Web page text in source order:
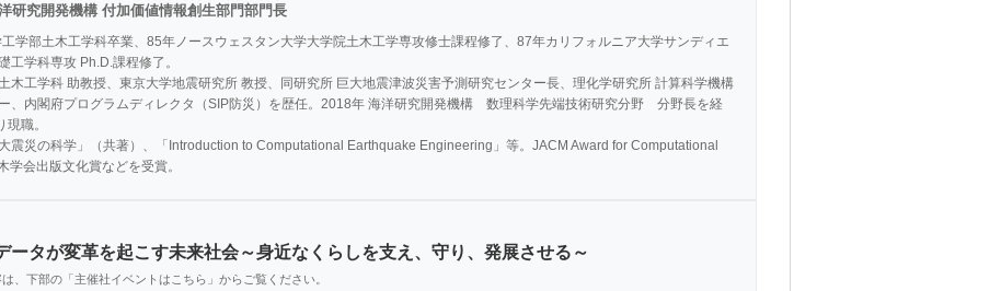
研究開発機構 付加価値情報創生部門部門長
学部土木工学科卒業、85年ノースウェスタン大学大学院土木工学専攻修士課程修了、87年カリフォルニア大学サンディエ
工学科専攻 Ph.D.課程修了。
木工学科 助教授、東京大学地震研究所 教授、同研究所 巨大地震津波災害予測研究センター長、理化学研究所 計算科学機構
、内閣府プログラムディレクタ（SIP防災）を歴任。2018年 海洋研究開発機構　数理科学先端技術研究分野　分野長を経
職。
震災の科学」（共著）、「Introduction to Computational Earthquake Engineering」等。JACM Award for Computational
学会出版文化賞などを受賞。
ータが変革を起こす未来社会～身近なくらしを支え、守り、発展させる～
、下部の「主催社イベントはこちら」からご覧ください。